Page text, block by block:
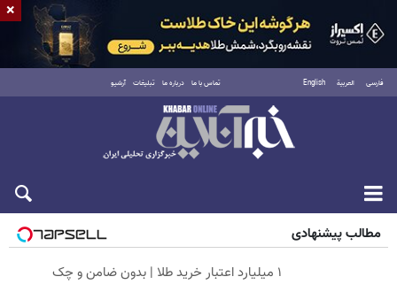
فارسی العربية English تماس با ما درباره ما تبلیغات آرشیو
پنجشنبه ۱۵ مرداد ۱۴۰۵
مطالب پیشنهادی
۱ میلیارد اعتبار خرید طلا | بدون ضامن و چک
×